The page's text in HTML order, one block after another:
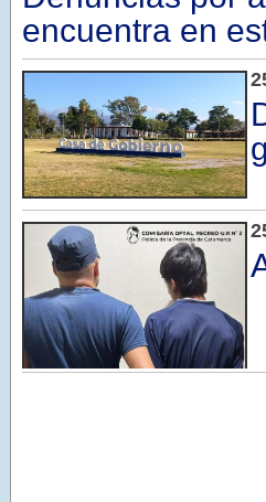
encuentra en